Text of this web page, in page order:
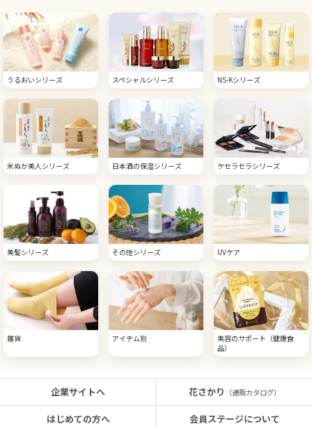
うるおいシリーズ スペシャルシリーズ NS-Kシリーズ
米ぬか美人シリーズ 日本酒の保湿シリーズ ケセラセラシリーズ
美髪シリーズ その他シリーズ UVケア
雑貨 アイテム別
美容のサポート（健康食
品）
企業サイトへ
はじめての方へ
花さかり （通販カタログ）
会員ステージについて